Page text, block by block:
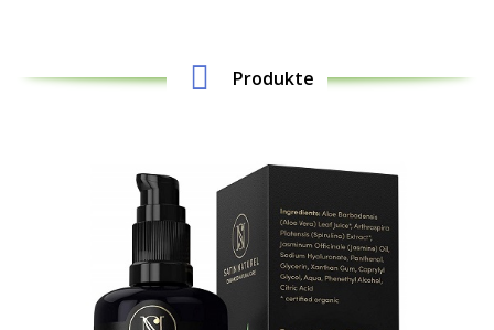
Produkte